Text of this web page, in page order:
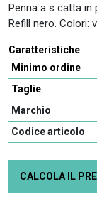
Penna a s catta in
Refill nero. Colori:
Caratteristiche
Minimo ordine
Taglie
Marchio
Codice articolo
CALCOLA IL